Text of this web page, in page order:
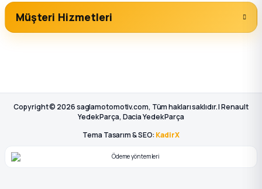
Müşteri Hizmetleri
Copyright © 2026 saglamotomotiv.com, Tüm hakları saklıdır. | Renault
Yedek Parça, Dacia Yedek Parça
Tema Tasarım & SEO: KadirX